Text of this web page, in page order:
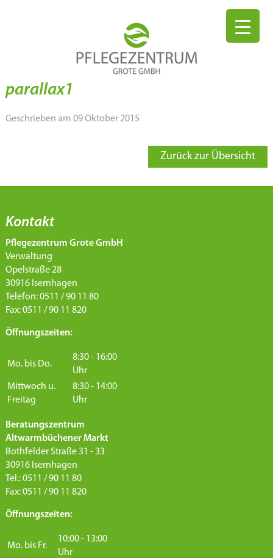
parallax1
Geschrieben am 09 Oktober 2015
Zurück zur Übersicht
Kontakt
Pflegezentrum Grote GmbH
Verwaltung
Opelstraße 28
30916 Isernhagen
Telefon: 0511 / 90 11 80
Fax: 0511 / 90 11 820
Öffnungszeiten:
Mo. bis Do.
8:30 - 16:00
Uhr
Mittwoch u.
Freitag
8:30 - 14:00
Uhr
Beratungszentrum
Altwarmbüchener Markt
Bothfelder Straße 31 - 33
30916 Isernhagen
Tel.: 0511 / 90 11 80
Fax: 0511 / 90 11 820
Öffnungszeiten:
Mo. bis Fr.
10:00 - 13:00
Uhr